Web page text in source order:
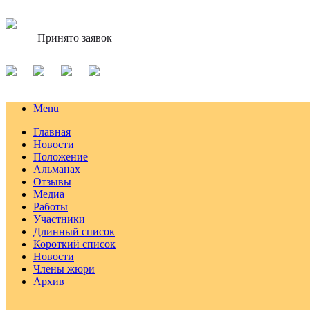
Принято заявок
Menu
Главная
Новости
Положение
Альманах
Отзывы
Медиа
Работы
Участники
Длинный список
Короткий список
Новости
Члены жюри
Архив